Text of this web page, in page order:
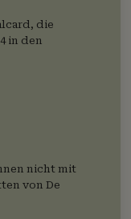
die
in den
nicht mit
von De